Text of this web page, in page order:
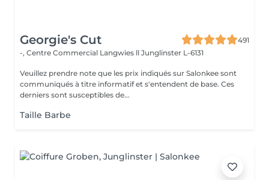
Georgie's Cut
491
-, Centre Commercial Langwies ll Junglinster L-6131
Veuillez prendre note que les prix indiqués sur Salonkee sont
communiqués à titre informatif et s'entendent de base. Ces
derniers sont susceptibles de...
Taille Barbe